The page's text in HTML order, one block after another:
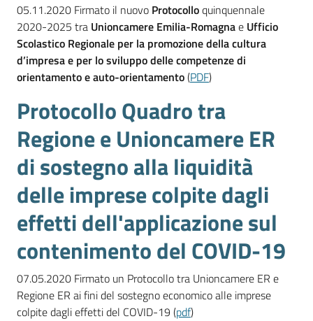
05.11.2020 Firmato il nuovo Protocolloquinquennale
2020-2025 tra Unioncamere Emilia-Romagnae Ufficio
Scolastico Regionale per la promozione della cultura
d’impresa e per lo sviluppo delle competenze di
orientamento e auto-orientamento(PDF)
Protocollo Quadro tra
Regione e Unioncamere ER
di sostegno alla liquidità
delle imprese colpite dagli
effetti dell'applicazione sul
contenimento del COVID-19
07.05.2020 Firmato un Protocollo tra Unioncamere ER e
Regione ER ai fini del sostegno economico alle imprese
colpite dagli effetti del COVID-19 (pdf)